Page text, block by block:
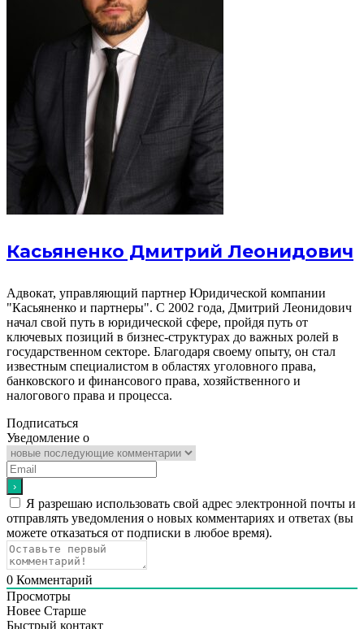
Касьяненко Дмитрий Леонидович
Адвокат, управляющий партнер Юридической компании
"Касьяненко и партнеры". С 2002 года, Дмитрий Леонидович
начал свой путь в юридической сфере, пройдя путь от
ключевых позиций в бизнес-структурах до важных ролей в
государственном секторе. Благодаря своему опыту, он стал
известным специалистом в областях уголовного права,
банковского и финансового права, хозяйственного и
налогового права и процесса.
Подписаться
Уведомление о
Я разрешаю использовать свой адрес электронной почты и
отправлять уведомления о новых комментариях и ответах (вы
можете отказаться от подписки в любое время).
0 Комментарий
Просмотры
Новее Старше
Быстрый контакт